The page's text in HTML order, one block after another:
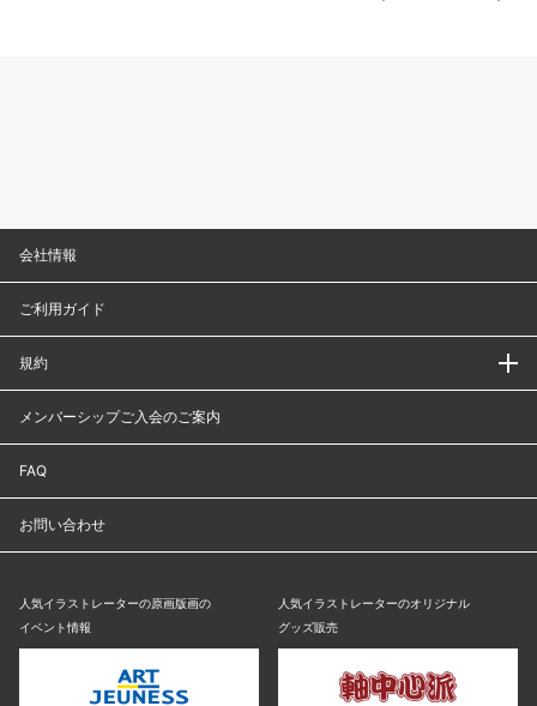
人気イラストレーターの原画版画の
イベント情報
人気イラストレーターのオリジナル
グッズ販売
会社情報
ご利用ガイド
規約
メンバーシップご入会のご案内
FAQ
お問い合わせ